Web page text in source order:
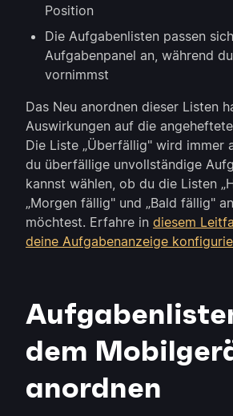
Position
Die Aufgabenlisten passen
Aufgabenpanel an, während
vornimmst
Das Neu anordnen dieser Listen
Auswirkungen auf die
Die Liste „Überfällig" wird immer
du überfällige unvollständige
kannst wählen, ob du die Listen
„Morgen fällig" und „Bald fällig"
möchtest. Erfahre in diesem
deine Aufgabenanzeige
dem
anordnen